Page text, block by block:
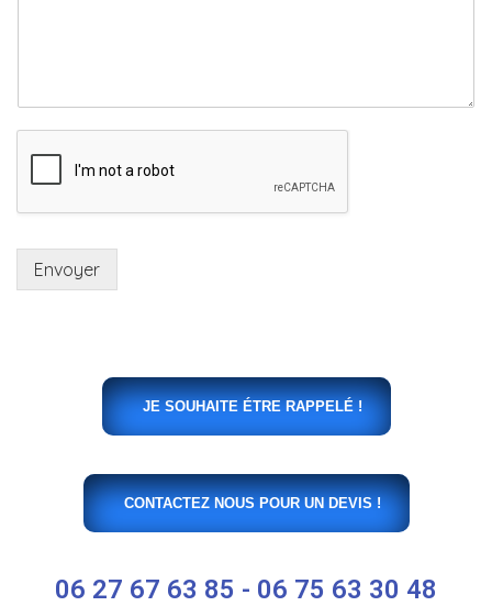
Envoyer
JE SOUHAITE ÉTRE RAPPELÉ !
CONTACTEZ NOUS POUR UN DEVIS !
06 27 67 63 85 - 06 75 63 30 48